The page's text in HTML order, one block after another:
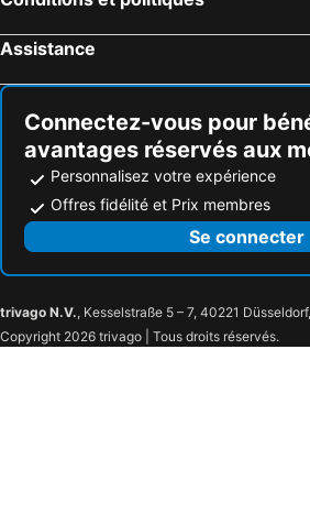
Assistance
Connectez-vous pour
avantages réservés aux
Personnalisez votre expérience
Offres fidélité et Prix membres
Se connecter
trivago N.V., Kesselstraße 5 – 7, 40221
Copyright 2026 trivago | Tous droits réservés.